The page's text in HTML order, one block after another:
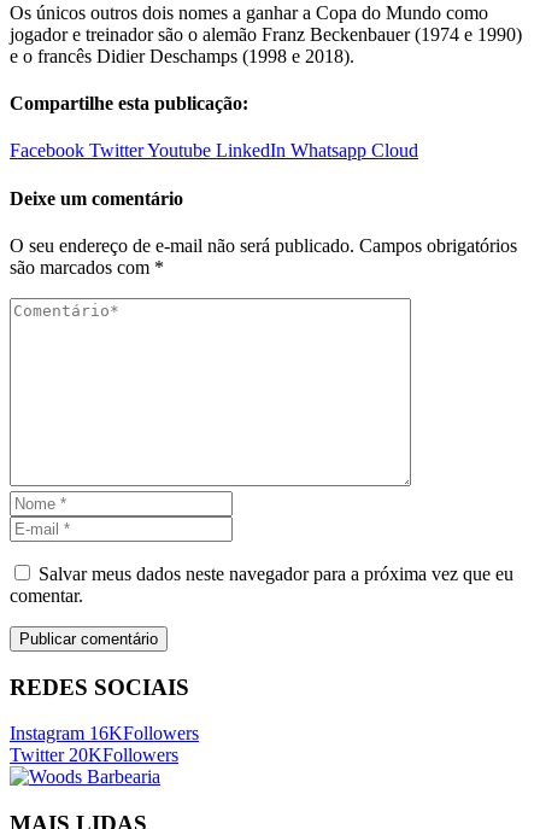
Os únicos outros dois nomes a ganhar a Copa do Mundo como
jogador e treinador são o alemão Franz Beckenbauer (1974 e 1990)
e o francês Didier Deschamps (1998 e 2018).
Compartilhe esta publicação:
Facebook TwitterYoutube LinkedIn Whatsapp Cloud
Deixe um comentário
O seu endereço de e-mail não será publicado. Campos obrigatórios
são marcados com *
Salvar meus dados neste navegador para a próxima vez que eu
comentar.
REDES SOCIAIS
Instagram 16KFollowers
Twitter 20KFollowers
MAIS LIDAS